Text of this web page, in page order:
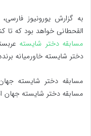
به گزارش یورونیوز
القحطانی خواهد بود که تا
مسابقه دختر شایسته
دختر شایسته خاورمیانه
مسابقه دختر شایسته